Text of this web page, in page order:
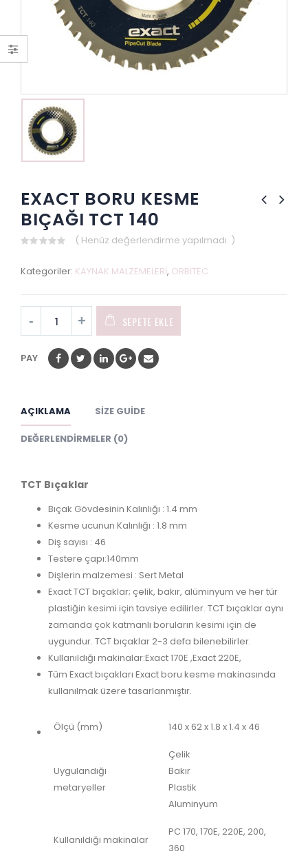
EXACT BORU KESME
BIÇAĞI TCT 140
of
( Henüz değerlendirme yapılmadı. )
Kategoriler: KAYNAK MALZEMELERİ, ORBİTEC
SEPETE EKLE
PAY
AÇIKLAMA SIZE GUIDE
DEĞERLENDIRMELER (0)
TCT Bıçaklar
Bıçak Gövdesinin Kalınlığı : 1.4 mm
Kesme ucunun Kalınlığı : 1.8 mm
Diş sayısı : 46
Testere çapı:140mm
Dişlerin malzemesi : Sert Metal
Exact TCT bıçaklar; çelik, bakır, alüminyum ve her tür
plastiğin kesimi için tavsiye edilirler. TCT bıçaklar aynı
zamanda çok katmanlı boruların kesimi için de
uygundur. TCT bıçaklar 2-3 defa bilenebilirler.
Kullanıldığı makinalar:Exact 170E ,Exact 220E,
Tüm Exact bıçakları Exact boru kesme makinasında
kullanılmak üzere tasarlanmıştır.
Ölçü (mm) 140 x 62 x 1.8 x 1.4 x 46
Uygulandığı
metaryeller
Çelik
Bakır
Plastik
Aluminyum
Kullanıldığı makinalar
PC 170, 170E, 220E, 200,
360